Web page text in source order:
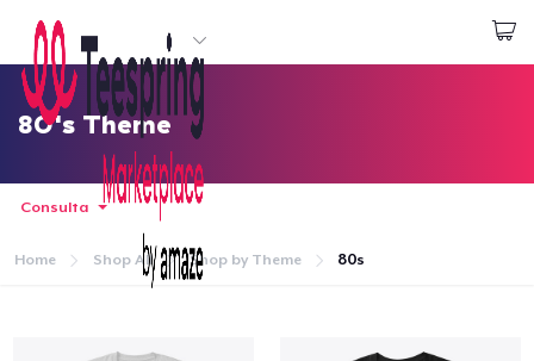
Inizia a Creare
Effettua il Login
80's Theme
Consulta
Home Shop All Shop by Theme 80s